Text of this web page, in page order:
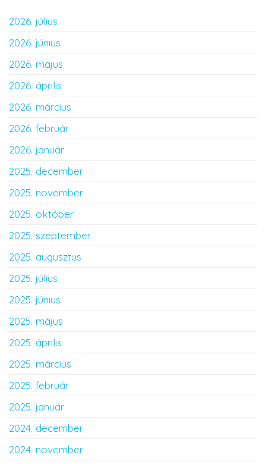
2026. július
2026. június
2026. május
2026. április
2026. március
2026. február
2026. január
2025. december
2025. november
2025. október
2025. szeptember
2025. augusztus
2025. július
2025. június
2025. május
2025. április
2025. március
2025. február
2025. január
2024. december
2024. november